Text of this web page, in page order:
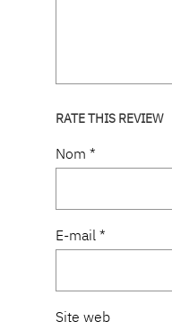
RATE THIS REVIEW
Nom *
E-mail *
Site web